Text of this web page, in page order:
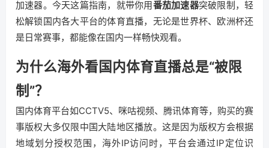
加速器。今天这篇指南，就带你用番茄加速器突破限制，轻
松解锁国内各大平台的体育直播，无论是世界杯、欧洲杯还
是日常赛事，都能像在国内一样畅快观看。
为什么海外看国内体育直播总是“被限
制”？
国内体育平台如CCTV5、咪咕视频、腾讯体育等，购买的赛
事版权大多仅限中国大陆地区播放。这是因为版权方会根据
地域划分授权范围，海外IP访问时，平台会通过IP定位识